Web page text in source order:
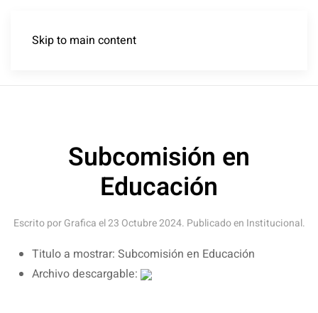
Skip to main content
Subcomisión en
Educación
Escrito por Grafica el23 Octubre 2024. Publicado en Institucional.
Titulo a mostrar: Subcomisión en Educación
Archivo descargable: